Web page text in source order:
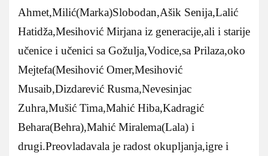
Ahmet,Milić(Marka)Slobodan,Ašik Senija,Lalić
Hatidža,Mesihović Mirjana iz generacije,ali i starije
učenice i učenici sa Gožulja,Vodice,sa Prilaza,oko
Mejtefa(Mesihović Omer,Mesihović
Musaib,Dizdarević Rusma,Nevesinjac
Zuhra,Mušić Tima,Mahić Hiba,Kadragić
Behara(Behra),Mahić Miralema(Lala) i
drugi.Preovladavala je radost okupljanja,igre i